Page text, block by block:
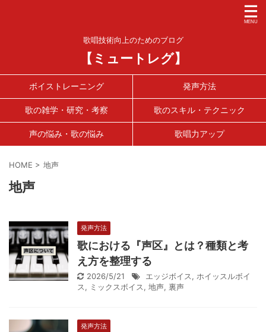
歌唱技術向上のためのブログ
【ミュートレグ】
ボイストレーニング 発声方法
歌の雑学・研究・考察 歌のスキル・テクニック
声の悩み・歌の悩み 歌唱力アップ
HOME > 地声
地声
発声方法
歌における『声区』とは？種類と考
え方を整理する
2026/5/21 エッジボイス, ホイッスルボイ
ス, ミックスボイス, 地声, 裏声
発声方法